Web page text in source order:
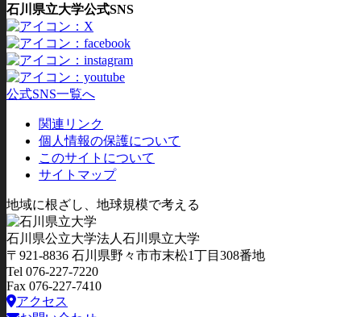
石川県立大学公式SNS
公式SNS一覧へ
関連リンク
個人情報の保護について
このサイトについて
サイトマップ
地域に根ざし、地球規模で考える
石川県公立大学法人石川県立大学
〒921-8836 石川県野々市市末松1丁目308番地
Tel 076-227-7220
Fax 076-227-7410
アクセス